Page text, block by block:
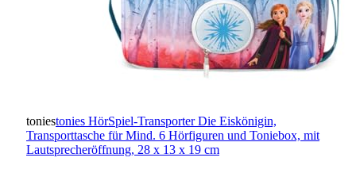
toniestonies HörSpiel-Transporter Die Eiskönigin,
Transporttasche für Mind. 6 Hörfiguren und Toniebox, mit
Lautsprecheröffnung, 28 x 13 x 19 cm